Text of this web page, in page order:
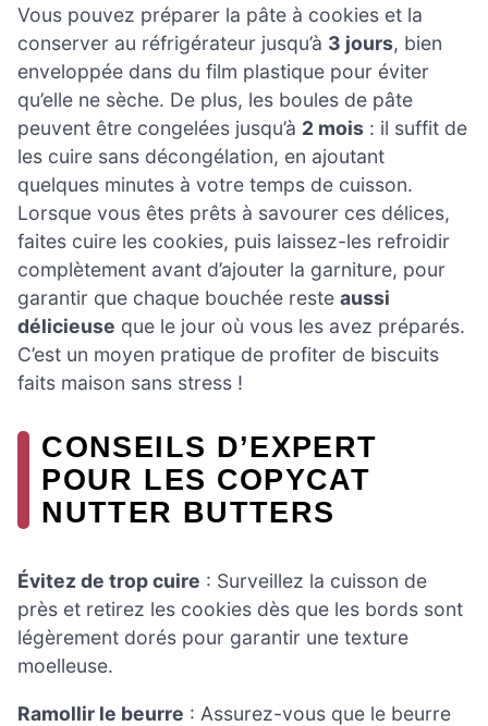
Vous pouvez préparer la pâte à cookies et la
conserver au réfrigérateur jusqu’à 3 jours, bien
enveloppée dans du film plastique pour éviter
qu’elle ne sèche. De plus, les boules de pâte
peuvent être congelées jusqu’à 2 mois : il suffit de
les cuire sans décongélation, en ajoutant
quelques minutes à votre temps de cuisson.
Lorsque vous êtes prêts à savourer ces délices,
faites cuire les cookies, puis laissez-les refroidir
complètement avant d’ajouter la garniture, pour
garantir que chaque bouchée reste aussi
délicieuse que le jour où vous les avez préparés.
C’est un moyen pratique de profiter de biscuits
faits maison sans stress !
CONSEILS D’EXPERT
POUR LES COPYCAT
NUTTER BUTTERS
Évitez de trop cuire : Surveillez la cuisson de
près et retirez les cookies dès que les bords sont
légèrement dorés pour garantir une texture
moelleuse.
Ramollir le beurre : Assurez-vous que le beurre